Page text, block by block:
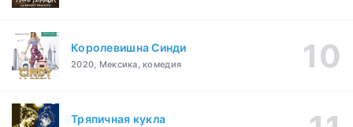
Королевишна Синди
2020, Мексика, комедия
Тряпичная кукла